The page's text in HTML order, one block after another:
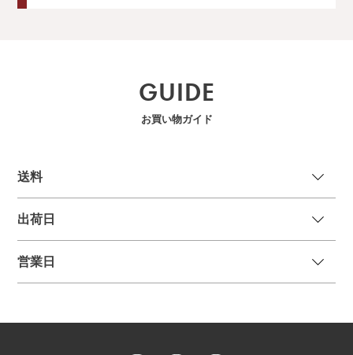
GUIDE
お買い物ガイド
送料
出荷日
営業日